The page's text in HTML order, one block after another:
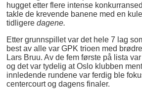
hugget etter flere intense
takle de krevende banene med en
tidligeredagene.
Etter grunnspillet var det hele 7 lag
best av alle var GPK trioen med
Lars Bruu. Av de fem første på lista
og det var tydelig at Oslo klubben
innledende rundene var ferdig ble
centercourt og dagens finaler.